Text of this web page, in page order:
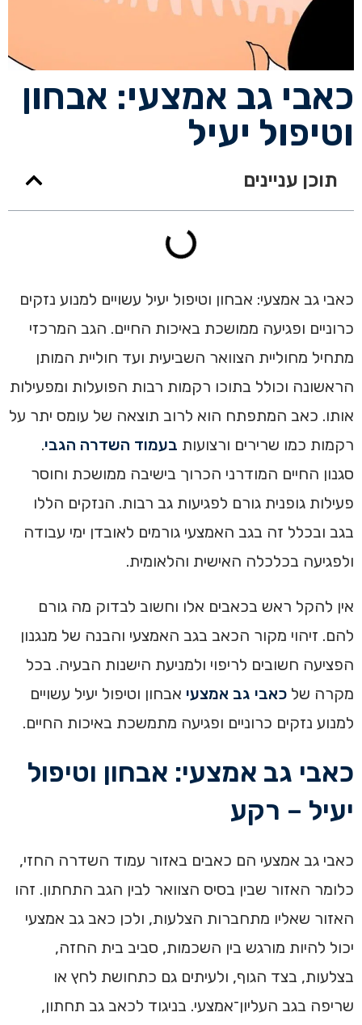
כאבי גב אמצעי: אבחון
וטיפול יעיל
תוכן עניינים
כאבי גב אמצעי: אבחון וטיפול יעיל עשויים למנוע נזקים
כרוניים ופגיעה ממושכת באיכות החיים. הגב המרכזי
מתחיל מחוליית הצוואר השביעית ועד חוליית המותן
הראשונה וכולל בתוכו רקמות רבות הפועלות ומפעילות
אותו. כאב המתפתח הוא לרוב תוצאה של עומס יתר על
רקמות כמו שרירים ורצועות בעמוד השדרה הגבי.
סגנון החיים המודרני הכרוך בישיבה ממושכת וחוסר
פעילות גופנית גורם לפגיעות גב רבות. הנזקים הללו
בגב ובכלל זה בגב האמצעי גורמים לאובדן ימי עבודה
ולפגיעה בכלכלה האישית והלאומית.
אין להקל ראש בכאבים אלו וחשוב לבדוק מה גורם
להם. זיהוי מקור הכאב בגב האמצעי והבנה של מנגנון
הפציעה חשובים לריפוי ולמניעת הישנות הבעיה. בכל
מקרה של כאבי גב אמצעי אבחון וטיפול יעיל עשויים
למנוע נזקים כרוניים ופגיעה מתמשכת באיכות החיים.
כאבי גב אמצעי: אבחון וטיפול
יעיל – רקע
כאבי גב אמצעי הם כאבים באזור עמוד השדרה החזי,
כלומר האזור שבין בסיס הצוואר לבין הגב התחתון. זהו
האזור שאליו מתחברות הצלעות, ולכן כאב גב אמצעי
יכול להיות מורגש בין השכמות, סביב בית החזה,
בצלעות, בצד הגוף, ולעיתים גם כתחושת לחץ או
שריפה בגב העליון־אמצעי. בניגוד לכאב גב תחתון,